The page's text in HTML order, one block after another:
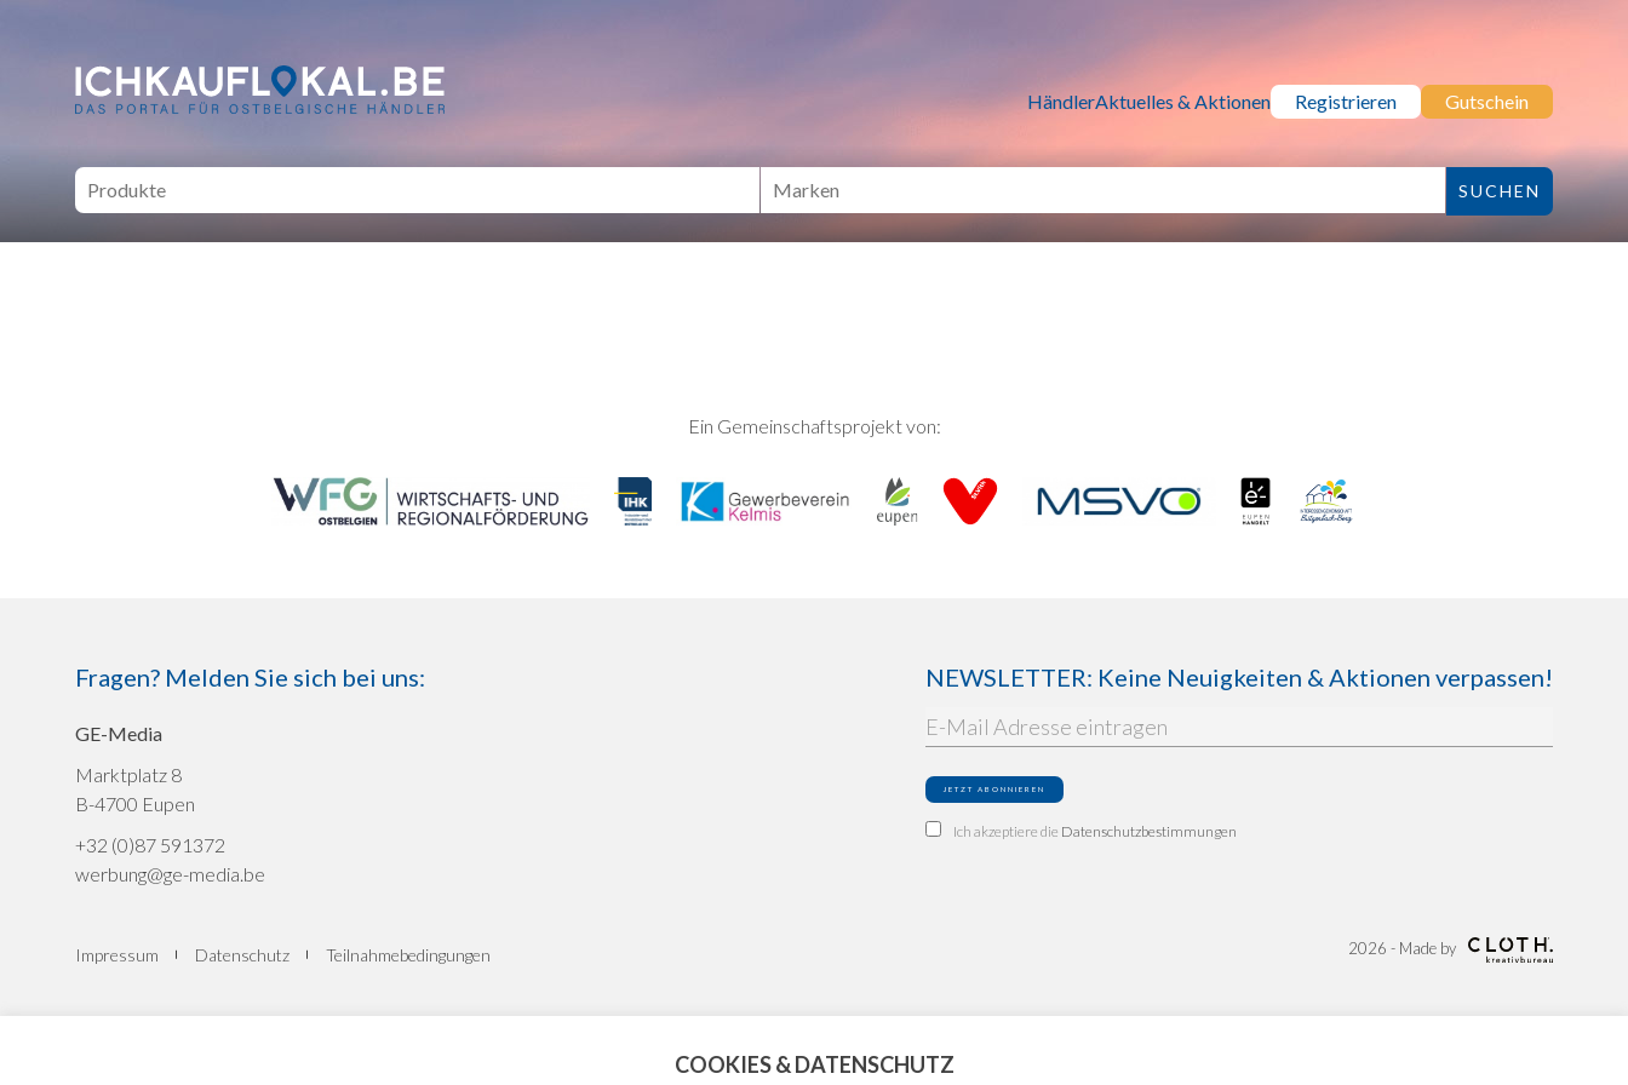
ich kauf lokal - Bei lokalen Händlern online Shoppen HändlerAktuelles & Aktionen Registrieren Gutschein
Ein Gemeinschaftsprojekt von:
Fragen? Melden Sie sich bei uns:
GE-Media
Marktplatz 8
B-4700 Eupen
+32 (0)87 591372
werbung@ge-media.be
NEWSLETTER: Keine Neuigkeiten & Aktionen verpassen!
Ich akzeptiere die Datenschutzbestimmungen
Impressum Datenschutz Teilnahmebedingungen 2026 - Made by
COOKIES & DATENSCHUTZ